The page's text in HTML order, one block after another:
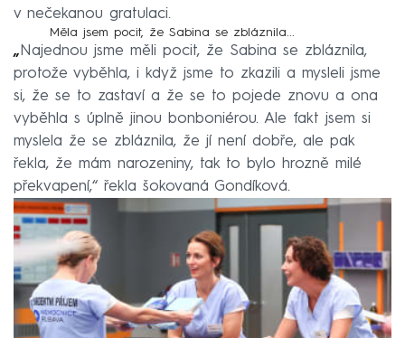
v nečekanou gratulaci.
Měla jsem pocit, že Sabina se zbláznila...
„ Najednou jsme měli pocit, že Sabina se zbláznila,
protože vyběhla, i když jsme to zkazili a mysleli jsme
si, že se to zastaví a že se to pojede znovu a ona
vyběhla s úplně jinou bonboniérou. Ale fakt jsem si
myslela že se zbláznila, že jí není dobře, ale pak
řekla, že mám narozeniny, tak to bylo hrozně milé
překvapení,“ řekla šokovaná Gondíková.